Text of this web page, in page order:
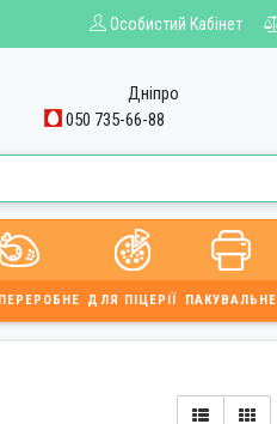
Особистий Кабінет
Дніпро
050 735-66-88
ДЛЯ ПІЦЕРІЇ ПАКУВАЛЬНЕ